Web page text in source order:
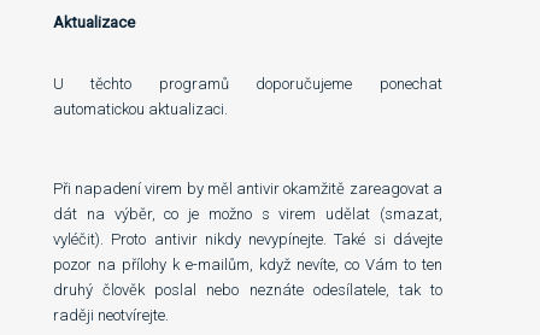
Aktualizace
U těchto programů doporučujeme ponechat
automatickou aktualizaci.
Při napadení virem by měl antivir okamžitě zareagovat a
dát na výběr, co je možno s virem udělat (smazat,
vyléčit). Proto antivir nikdy nevypínejte. Také si dávejte
pozor na přílohy k e-mailům, když nevíte, co Vám to ten
druhý člověk poslal nebo neznáte odesílatele, tak to
raději neotvírejte.